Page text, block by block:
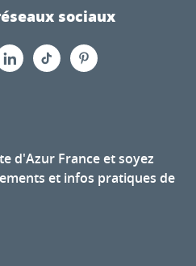
sociaux
d'Azur France et soyez
et infos pratiques de